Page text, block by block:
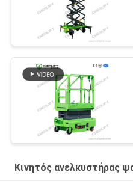
Κινητός ανελκυστήρας